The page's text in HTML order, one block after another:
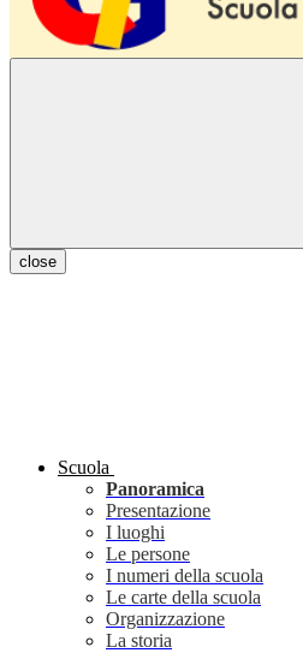
close
Scuola
Panoramica
Presentazione
I luoghi
Le persone
I numeri della scuola
Le carte della scuola
Organizzazione
La storia